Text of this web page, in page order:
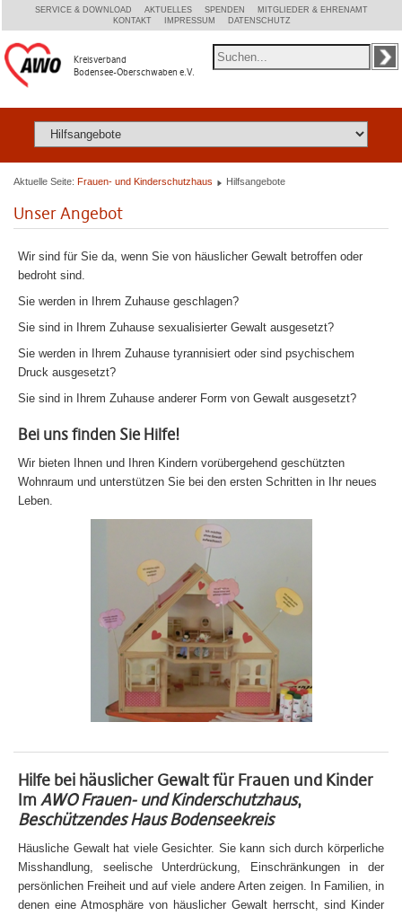
Kreisverband
Bodensee-Oberschwaben e.V.
SERVICE & DOWNLOAD AKTUELLES SPENDEN
MITGLIEDER & EHRENAMT
KONTAKT
IMPRESSUM DATENSCHUTZ
Aktuelle Seite: Frauen- und Kinderschutzhaus Hilfsangebote
Unser Angebot
Wir sind für Sie da, wenn Sie von häuslicher Gewalt betroffen oder
bedroht sind.
Sie werden in Ihrem Zuhause geschlagen?
Sie sind in Ihrem Zuhause sexualisierter Gewalt ausgesetzt?
Sie werden in Ihrem Zuhause tyrannisiert oder sind psychischem
Druck ausgesetzt?
Sie sind in Ihrem Zuhause anderer Form von Gewalt ausgesetzt?
Bei uns finden Sie Hilfe!
Wir bieten Ihnen und Ihren Kindern vorübergehend geschützten
Wohnraum und unterstützen Sie bei den ersten Schritten in Ihr neues
Leben.
Hilfe bei häuslicher Gewalt für Frauen und Kinder
Im AWO Frauen- und Kinderschutzhaus,
Beschützendes Haus Bodenseekreis
Häusliche Gewalt hat viele Gesichter. Sie kann sich durch körperliche
Misshandlung, seelische Unterdrückung, Einschränkungen in der
persönlichen Freiheit und auf viele andere Arten zeigen. In Familien, in
denen eine Atmosphäre von häuslicher Gewalt herrscht, sind Kinder